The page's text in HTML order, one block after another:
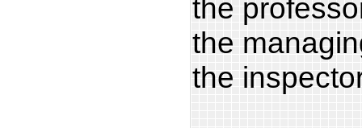
the
the
the